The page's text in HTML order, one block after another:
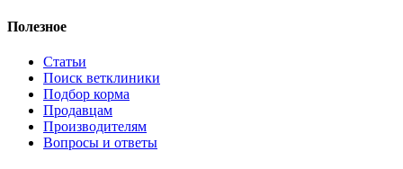
Полезное
Статьи
Поиск ветклиники
Подбор корма
Продавцам
Производителям
Вопросы и ответы